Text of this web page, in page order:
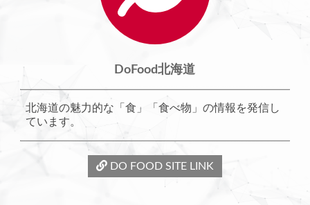
DoFood北海道
北海道の魅力的な「食」「食べ物」の情報を発信し
ています。
DO FOOD SITE LINK